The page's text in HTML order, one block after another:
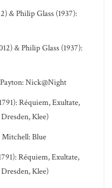
& Philip Glass (1937):
& Philip Glass (1937):
Nick@Night
Réquiem, Exultate,
Klee)
Blue
Réquiem, Exultate,
Klee)